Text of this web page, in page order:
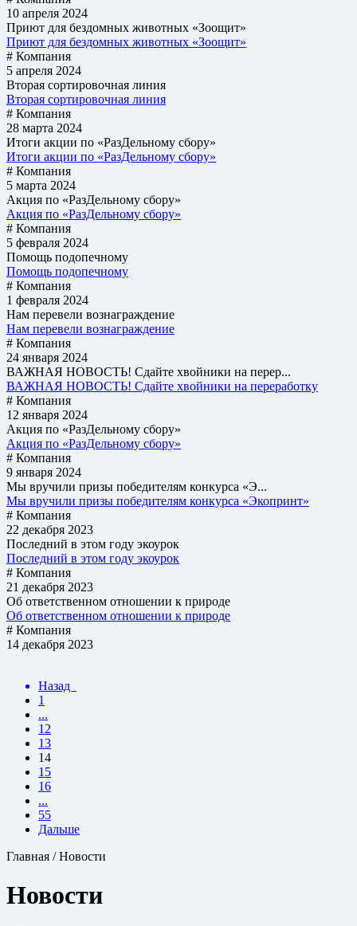
10 апреля 2024
Приют для бездомных животных «Зоощит»
Приют для бездомных животных «Зоощит»
# Компания
5 апреля 2024
Вторая сортировочная линия
Вторая сортировочная линия
# Компания
28 марта 2024
Итоги акции по «РазДельному сбору»
Итоги акции по «РазДельному сбору»
# Компания
5 марта 2024
Акция по «РазДельному сбору»
Акция по «РазДельному сбору»
# Компания
5 февраля 2024
Помощь подопечному
Помощь подопечному
# Компания
1 февраля 2024
Нам перевели вознаграждение
Нам перевели вознаграждение
# Компания
24 января 2024
ВАЖНАЯ НОВОСТЬ! Сдайте хвойники на перер...
ВАЖНАЯ НОВОСТЬ! Сдайте хвойники на переработку
# Компания
12 января 2024
Акция по «РазДельному сбору»
Акция по «РазДельному сбору»
# Компания
9 января 2024
Мы вручили призы победителям конкурса «Э...
Мы вручили призы победителям конкурса «Экопринт»
# Компания
22 декабря 2023
Последний в этом году экоурок
Последний в этом году экоурок
# Компания
21 декабря 2023
Об ответственном отношении к природе
Об ответственном отношении к природе
# Компания
14 декабря 2023
Назад
1
...
12
13
14
15
16
...
55
Дальше
Главная / Новости
Новости